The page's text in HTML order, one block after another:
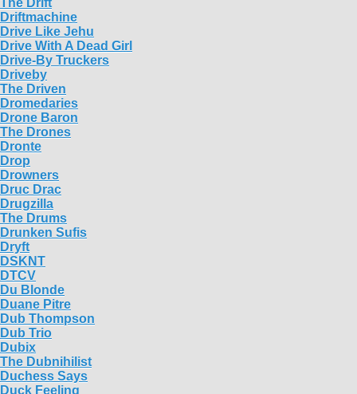
Driftmachine
Drive Like Jehu
Drive With A Dead Girl
Drive-By Truckers
Driveby
The Driven
Dromedaries
Drone Baron
The Drones
Dronte
Drop
Drowners
Druc Drac
Drugzilla
The Drums
Drunken Sufis
Dryft
DSKNT
DTCV
Du Blonde
Duane Pitre
Dub Thompson
Dub Trio
Dubix
The Dubnihilist
Duchess Says
Duck Feeling